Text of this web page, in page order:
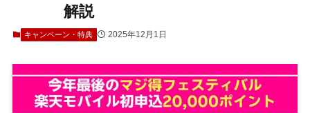
解説
キャンペーン・特典 2025年12月1日